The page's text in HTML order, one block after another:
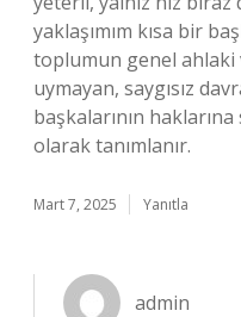
yaklaşımım kısa bir
toplumun genel ahlaki
uymayan, saygısız
başkalarının
olarak tanımlanır.
Mart 7, 2025 Yanıtla
admin